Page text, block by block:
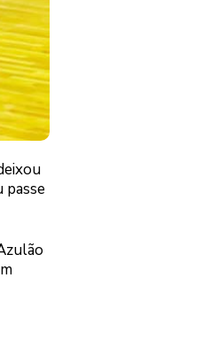
passe